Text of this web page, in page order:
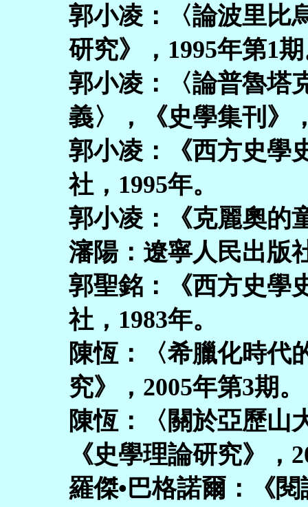
郭小凌：〈論波里比
研究》，1995年第1
郭小凌：〈論普魯塔
義〉，《史學集刊》
郭小凌：《西方史學
社，1995年。
郭小凌：《克麗奧的
瀋陽：遼寧人民出版
郭聖銘：《西方史學
社，1983年。
陳恆：〈希臘化時代
究》，2005年第3期。
陳恆：〈關於亞歷山
《史學理論研究》，
羅傑•巴格諾爾：《